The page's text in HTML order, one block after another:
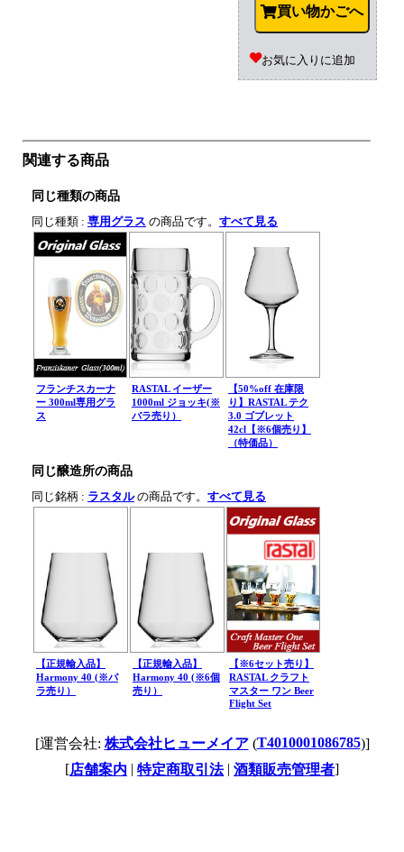
買い物かごへ
お気に入りに追加
関連する商品
同じ種類の商品
同じ種類 : 専用グラス の商品です。 すべて見る
フランチスカーナ
ー 300ml専用グラ
ス
RASTAL イーザー
1000ml ジョッキ(※
バラ売り）
【50%off 在庫限
り】RASTAL テク
3.0 ゴブレット
42cl【※6個売り】
（特価品）
同じ醸造所の商品
同じ銘柄 : ラスタルの商品です。 すべて見る
【正規輸入品】
Harmony 40 (※バ
ラ売り）
【正規輸入品】
Harmony 40 (※6個
売り）
【※6セット売り】
RASTAL クラフト
マスター ワン Beer
Flight Set
[運営会社: 株式会社ヒューメイア(T4010001086785)]
[店舗案内 | 特定商取引法| 酒類販売管理者]